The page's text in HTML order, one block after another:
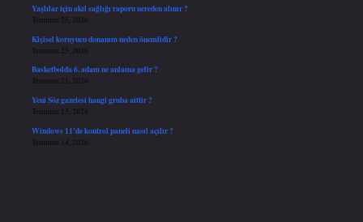
Yaşlılar için akıl sağlığı raporu nereden alınır ?
Temmuz 25, 2026
Kişisel koruyucu donanım neden önemlidir ?
Temmuz 25, 2026
Basketbolda 6. adam ne anlama gelir ?
Temmuz 21, 2026
Yeni Söz gazetesi hangi gruba aittir ?
Temmuz 15, 2026
Windows 11’de kontrol paneli nasıl açılır ?
Temmuz 14, 2026